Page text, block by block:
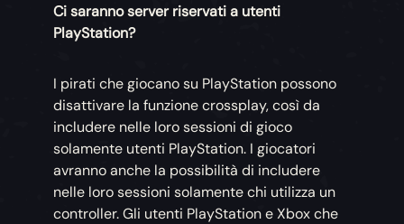
Ci saranno server riservati a utenti
PlayStation?
I pirati che giocano su PlayStation possono
disattivare la funzione crossplay, così da
includere nelle loro sessioni di gioco
solamente utenti PlayStation. I giocatori
avranno anche la possibilità di includere
nelle loro sessioni solamente chi utilizza un
controller. Gli utenti PlayStation e Xbox che